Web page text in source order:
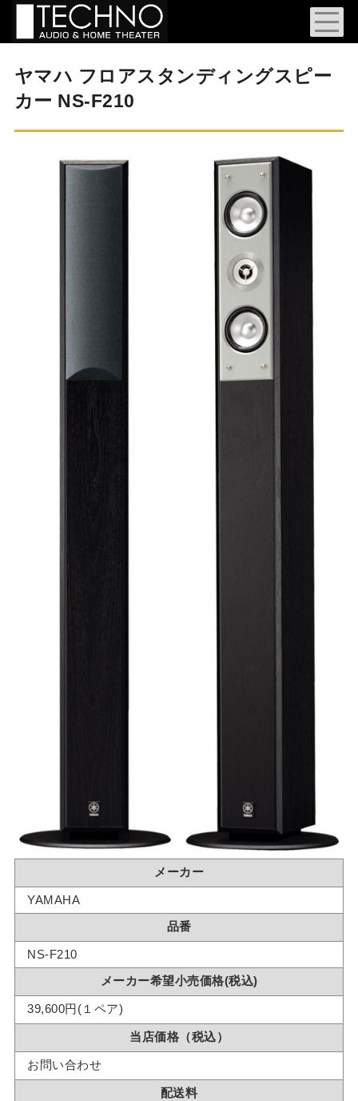
ヤマハ フロアスタンディングスピー
カー NS-F210
メーカー
YAMAHA
品番
NS-F210
メーカー希望小売価格(税込)
39,600円(１ペア)
当店価格（税込）
お問い合わせ
配送料